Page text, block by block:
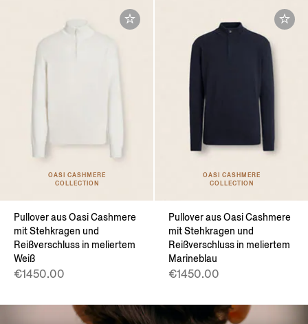
OASI CASHMERE
COLLECTION
Pullover aus Oasi Cashmere
mit Stehkragen und
Reißverschluss in meliertem
Weiß
€1450.00
OASI CASHMERE
COLLECTION
Pullover aus Oasi Cashmere
mit Stehkragen und
Reißverschluss in meliertem
Marineblau
€1450.00